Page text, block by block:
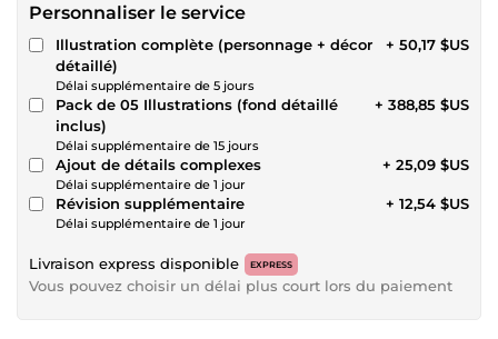
Personnaliser le service
Illustration complète (personnage + décor
détaillé)
Délai supplémentaire de 5 jours
+ 50,17 $US
Pack de 05 Illustrations (fond détaillé
inclus)
Délai supplémentaire de 15 jours
+ 388,85 $US
Ajout de détails complexes
Délai supplémentaire de 1 jour
+ 25,09 $US
Révision supplémentaire
Délai supplémentaire de 1 jour
+ 12,54 $US
Livraison express disponible EXPRESS
Vous pouvez choisir un délai plus court lors du paiement